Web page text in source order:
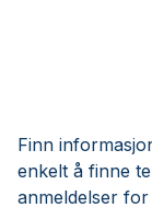
Finn
enkelt å finne
anmeldelser